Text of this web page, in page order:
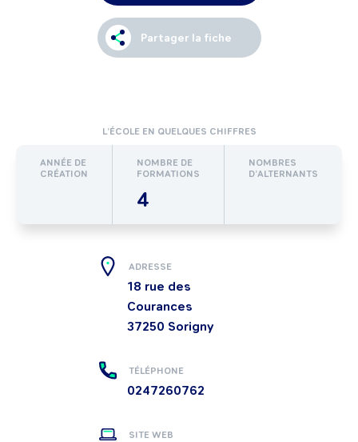
Partager la fiche
L’ÉCOLE EN QUELQUES CHIFFRES
ANNÉE DE
CRÉATION
NOMBRE DE
FORMATIONS
4
NOMBRES
D’ALTERNANTS
ADRESSE
18 rue des
Courances
37250 Sorigny
TÉLÉPHONE
0247260762
SITE WEB